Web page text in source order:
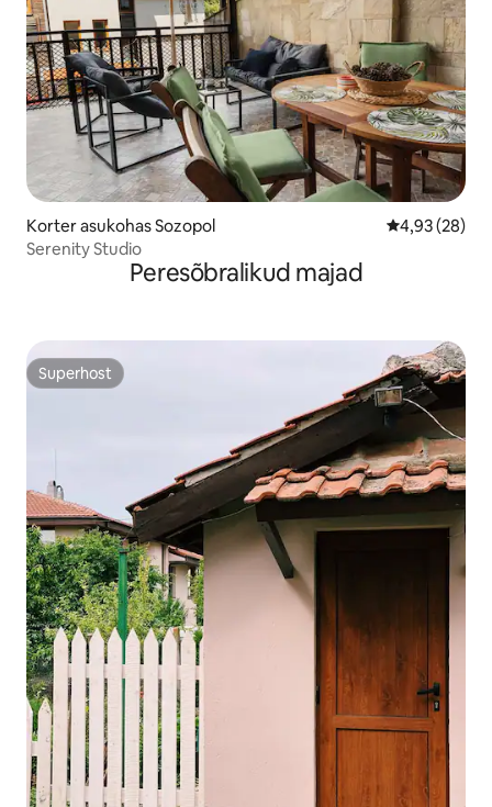
Korter asukohas Sozopol Keskmine
4,93 (28)
Serenity Studio
Peresõbralikud majad
Superhost
Superhost